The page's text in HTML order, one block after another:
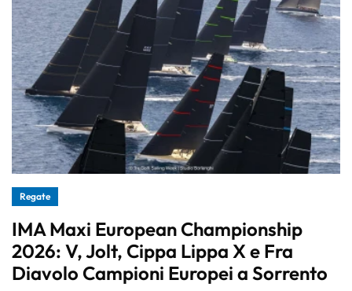
Regate
IMA Maxi European Championship
2026: V, Jolt, Cippa Lippa X e Fra
Diavolo Campioni Europei a Sorrento